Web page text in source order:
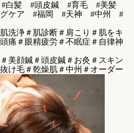
白髪 #頭皮鍼 #育毛 #美髪
グケア #福岡 #天神 #中州 #
洗浄＃肌診断＃肩こり＃肌をキ
痛＃眼精疲労＃不眠症＃自律神
美顔鍼＃頭皮鍼＃お灸＃スキン
け毛＃乾燥肌＃中州＃オーダー